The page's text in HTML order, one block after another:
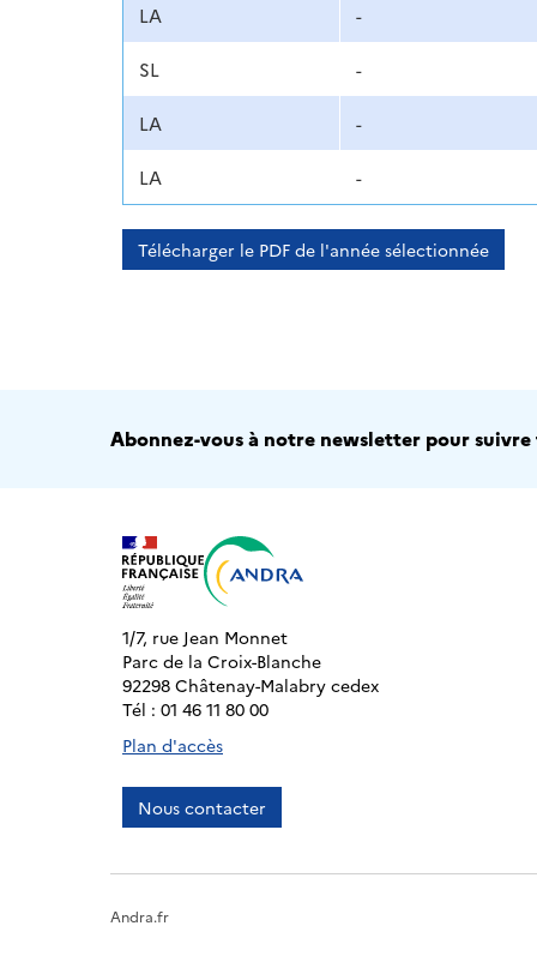
LA -
SL -
LA -
LA -
Télécharger le PDF de l'année sélectionnée
Abonnez-vous à notre newsletter pour suivre
1/7, rue Jean Monnet
Parc de la Croix-Blanche
92298 Châtenay-Malabry cedex
Tél : 01 46 11 80 00
Plan d'accès
Nous contacter
Andra.fr